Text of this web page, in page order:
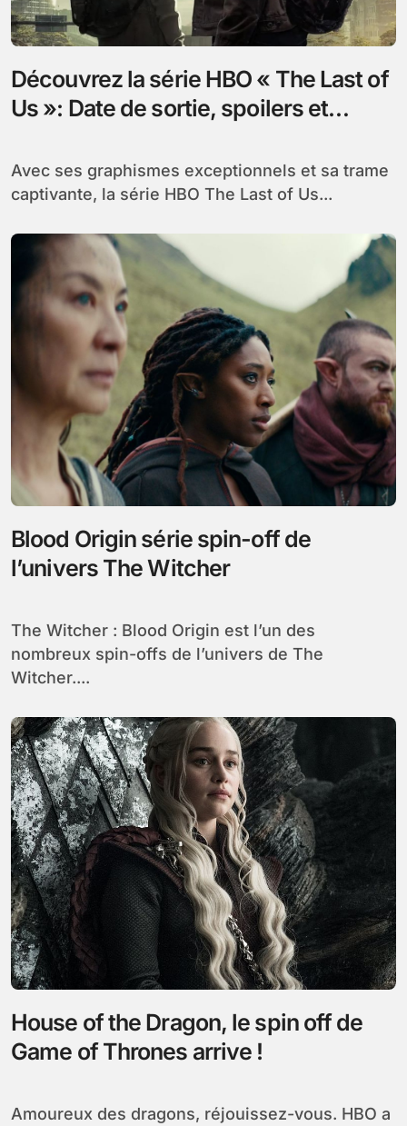
Découvrez la série HBO « The Last of
Us »: Date de sortie, spoilers et
Avec ses graphismes exceptionnels et sa trame
captivante, la série HBO The Last of Us...
Blood Origin série spin-off de
l’univers The Witcher
The Witcher : Blood Origin est l’un des
nombreux spin-offs de l’univers de The
Witcher....
House of the Dragon, le spin off de
Game of Thrones arrive !
Amoureux des dragons, réjouissez-vous. HBO a